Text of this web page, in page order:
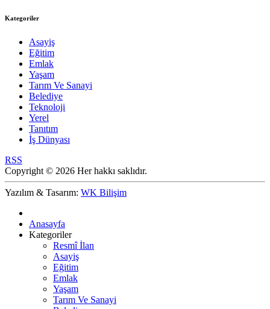
Kategoriler
Asayiş
Eğitim
Emlak
Yaşam
Tarım Ve Sanayi
Belediye
Teknoloji
Yerel
Tanıtım
İş Dünyası
RSS
Copyright © 2026 Her hakkı saklıdır.
Yazılım & Tasarım: WK Bilişim
Anasayfa
Kategoriler
Resmî İlan
Asayiş
Eğitim
Emlak
Yaşam
Tarım Ve Sanayi